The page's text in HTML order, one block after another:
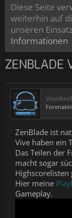
Diese Seite
weiterhin auf
unseren
Informationen
ZENBLADE
ZenBlade ist
Vive haben ein
Das Teilen der
macht sogar
Highscorelisten
Hier meine
Gameplay.